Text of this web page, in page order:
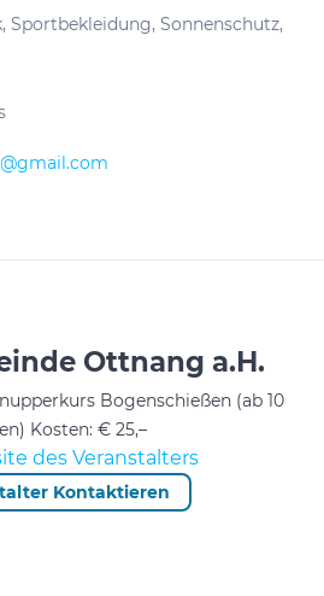
Sportbekleidung, Sonnenschutz,
Ottnang a.H.
Bogenschießen (ab 10
Kosten: € 25,–
des Veranstalters
Kontaktieren